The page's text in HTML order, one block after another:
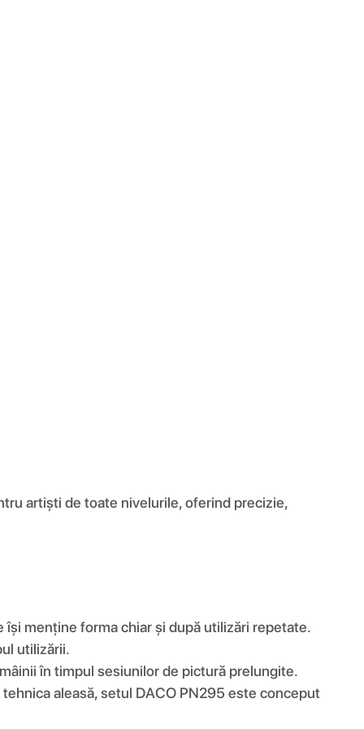
artiști de toate nivelurile, oferind precizie,
menține forma chiar și după utilizări repetate.
utilizării.
în timpul sesiunilor de pictură prelungite.
aleasă, setul DACO PN295 este conceput